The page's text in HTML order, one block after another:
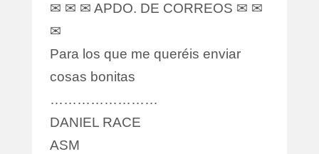
✉ ✉ ✉ APDO. DE CORREOS ✉ ✉
✉
Para los que me queréis enviar
cosas bonitas
……………………
DANIEL RACE
ASM